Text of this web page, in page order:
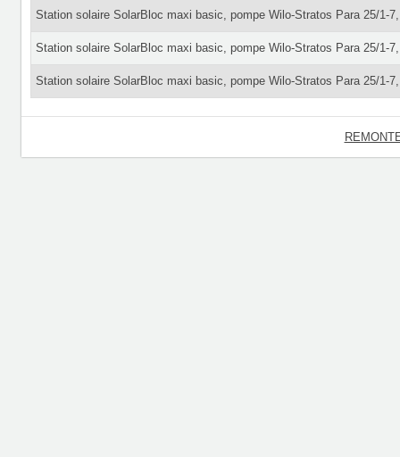
Station solaire SolarBloc maxi basic, pompe Wilo-Stratos Para 25/1-
Station solaire SolarBloc maxi basic, pompe Wilo-Stratos Para 25/1-
Station solaire SolarBloc maxi basic, pompe Wilo-Stratos Para 25/1-